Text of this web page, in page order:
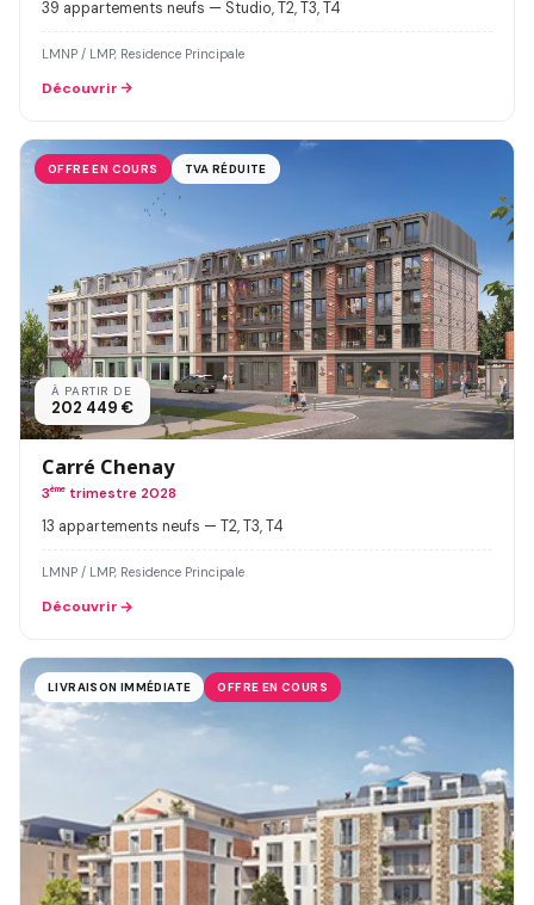
39 appartements neufs — Studio, T2, T3, T4
LMNP / LMP, Residence Principale
Découvrir
OFFRE EN COURS TVA RÉDUITE
À PARTIR DE
202 449 €
Carré Chenay
3ème trimestre 2028
13 appartements neufs — T2, T3, T4
LMNP / LMP, Residence Principale
Découvrir
LIVRAISON IMMÉDIATE OFFRE EN COURS